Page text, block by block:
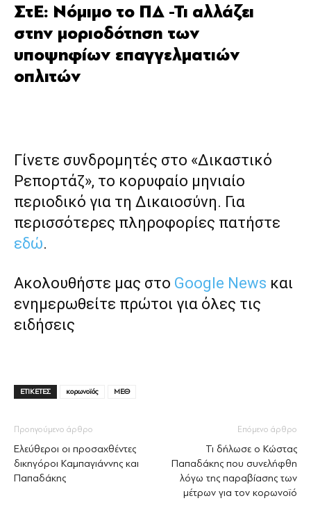
ΣτΕ: Νόμιμο το ΠΔ -Τι αλλάζει
στην μοριοδότηση των
υποψηφίων επαγγελματιών
οπλιτών
Γίνετε συνδρομητές στο «Δικαστικό
Ρεπορτάζ», το κορυφαίο μηνιαίο
περιοδικό για τη Δικαιοσύνη. Για
περισσότερες πληροφορίες πατήστε
εδώ.
Ακολουθήστε μας στο Google News και
ενημερωθείτε πρώτοι για όλες τις
ειδήσεις
ΕΤΙΚΕΤΕΣ κορωνοϊός ΜΕΘ
Προηγούμενο άρθρο
Ελεύθεροι οι προσαχθέντες
δικηγόροι Καμπαγιάννης και
Παπαδάκης
Επόμενο άρθρο
Τι δήλωσε ο Κώστας
Παπαδάκης που συνελήφθη
λόγω της παραβίασης των
μέτρων για τον κορωνοϊό